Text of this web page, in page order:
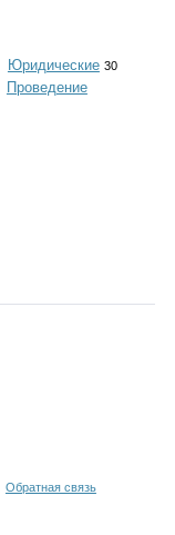
Юридические 30
Проведение
Обратная связь